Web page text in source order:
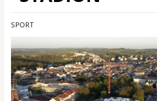
SPORT